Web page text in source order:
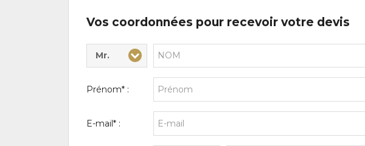
Vos coordonnées pour recevoir votre devis
Civilité* :
Mr.
Nom* :
Prénom* :
E-mail* :